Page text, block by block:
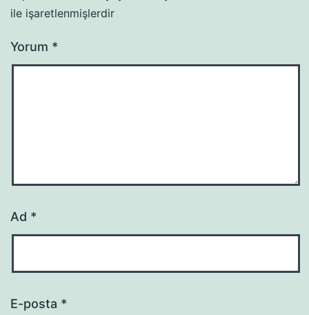
ile işaretlenmişlerdir
Yorum *
Ad *
E-posta *